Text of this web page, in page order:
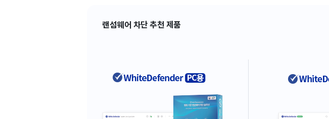
랜섬웨어 차단 추천 제품